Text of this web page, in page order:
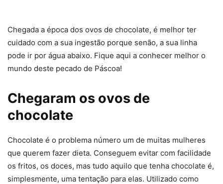
Chegada a época dos ovos de chocolate, é melhor ter
cuidado com a sua ingestão porque senão, a sua linha
pode ir por água abaixo. Fique aqui a conhecer melhor o
mundo deste pecado de Páscoa!
Chegaram os ovos de
chocolate
Chocolate é o problema número um de muitas mulheres
que querem fazer dieta. Conseguem evitar com facilidade
os fritos, os doces, mas tudo aquilo que tenha chocolate é,
simplesmente, uma tentação para elas. Utilizado como